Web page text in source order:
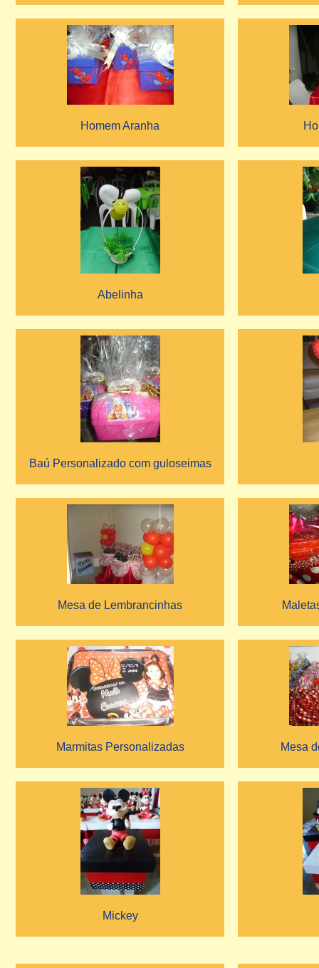
Homem Aranha
Abelinha
Baú Personalizado com guloseimas
Mesa de Lembrancinhas
Marmitas Personalizadas Mesa
Mickey